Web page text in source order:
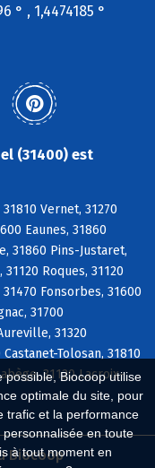
Biocoop utilise
optimale du site, pour
trafic et la performance
en toute
à tout moment en
° , 1,4474185 °
(31400) est
Vernet, 31270
Eaunes, 31860
31860 Pins-Justaret,
Roques, 31120
Fonsorbes, 31600
31700
31320
Tolosan, 31810
31120 Lacroix-
Biocoop